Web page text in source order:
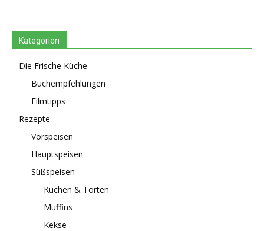
Kategorien
Die Frische Küche
Buchempfehlungen
Filmtipps
Rezepte
Vorspeisen
Hauptspeisen
Süßspeisen
Kuchen & Torten
Muffins
Kekse